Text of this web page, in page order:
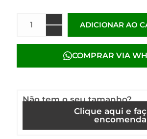
ADICIONAR AO
COMPRAR VIA
Não tem o seu tamanho?
Clique aqui e